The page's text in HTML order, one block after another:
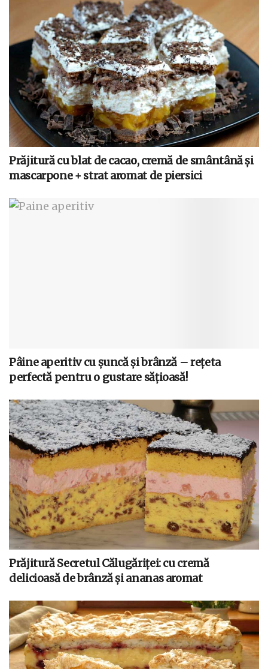
Prăjitură cu blat de cacao, cremă de smântână și
mascarpone + strat aromat de piersici
Pâine aperitiv cu șuncă și brânză – rețeta
perfectă pentru o gustare sățioasă!
Prăjitură Secretul Călugăriței: cu cremă
delicioasă de brânză și ananas aromat